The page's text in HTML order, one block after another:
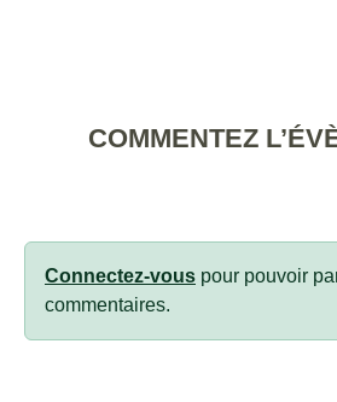
COMMENTEZ
Connectez-vous pour pouvoir
commentaires.